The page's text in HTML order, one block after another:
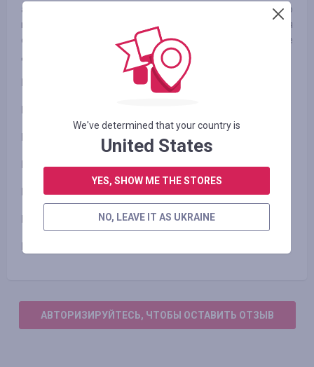
аксессуаров и сумок для ноутбуков, сопутствующего
программного обеспечения, удобные и гибкие условия
оплаты и доставки, систему скидок и акций и многое
другое.
Телевизоры
Смартфоны
Категория 4Гаджеты
Категория 5
Сумки
АВТОРИЗИРУЙТЕСЬ, ЧТОБЫ ОСТАВИТЬ ОТЗЫВ
We've determined that your country is
United States
YES, SHOW ME THE STORES
NO, LEAVE IT AS UKRAINE